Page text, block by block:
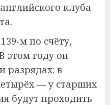
клуба
м по счёту,
этом году он
разрядах: в
— у старших
будут проходить